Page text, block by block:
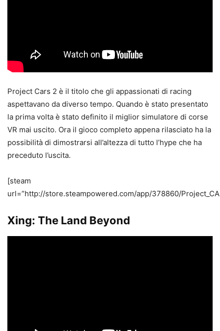
Project Cars 2 è il titolo che gli appassionati di racing
aspettavano da diverso tempo. Quando è stato presentato
la prima volta è stato definito il miglior simulatore di corse
VR mai uscito. Ora il gioco completo appena rilasciato ha la
possibilità di dimostrarsi all’altezza di tutto l’hype che ha
preceduto l’uscita.
[steam
url=”http://store.steampowered.com/app/378860/
Xing: The Land Beyond